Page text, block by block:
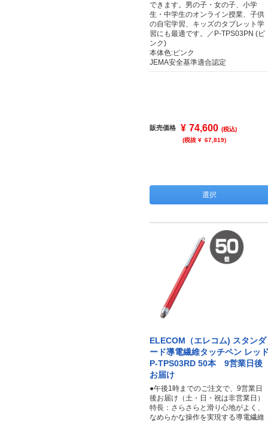
できます。男の子・女の子、小学
生・中学生のオンライン授業、子供
の自宅学習、キッズのタブレット学
習にも最適です。／P-TPS03PN (ピ
ンク)
本体色:ピンク
JEMA安全基準適合認定
販売価格 ¥ 74,600 (税込)
(税抜 ¥ 67,819)
選択
ELECOM（エレコム) スタンダ
ード導電繊維タッチペン レッ
P-TPS03RD 50本 9営業日後
お届け
●午後1時までのご注文で、9営業日
後お届け（土・日・祝は非営業日）
特長：さらさらと滑り心地がよく、
なめらかな操作を実現する導電繊維